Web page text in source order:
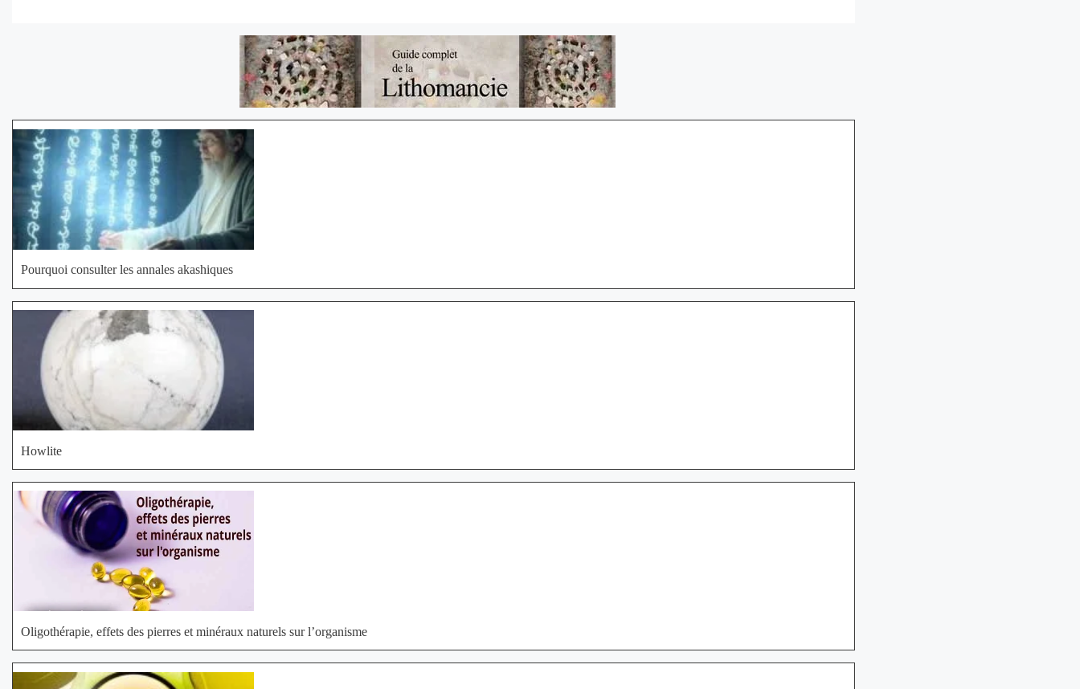
Pourquoi consulter les annales akashiques
Howlite
Oligothérapie, effets des pierres et minéraux naturels sur l’organisme